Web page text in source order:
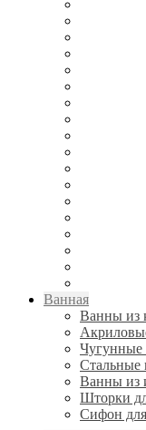
Ванная
Ванны из
Чугунные
Стальные
Ванны из
Шторки
Сифон